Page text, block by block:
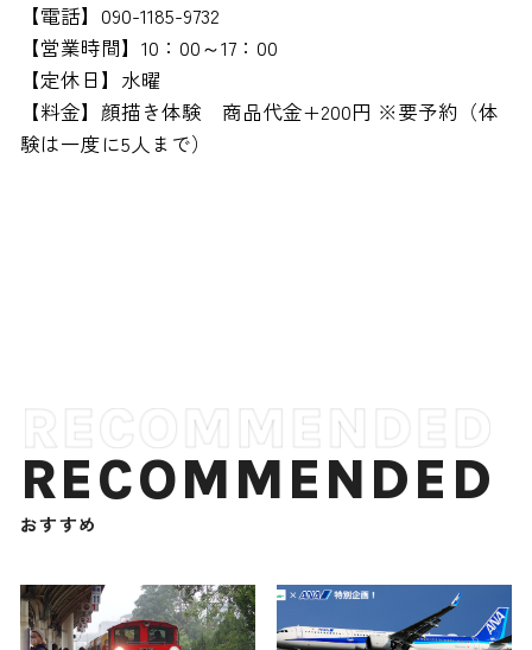
【電話】090-1185-9732
【営業時間】10：00～17：00
【定休日】水曜
【料金】顔描き体験 商品代金+200円 ※要予約（体
験は一度に5人まで）
RECOMMENDED
おすすめ